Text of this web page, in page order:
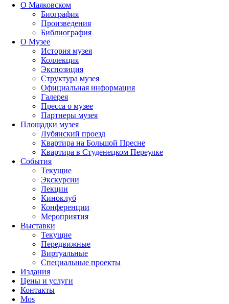
О Маяковском
Биография
Произведения
Библиография
О Музее
История музея
Коллекция
Экспозиция
Структура музея
Официальная информация
Галерея
Пресса о музее
Партнеры музея
Площадки музея
Лубянский проезд
Квартира на Большой Пресне
Квартира в Студенецком Переулке
События
Текущие
Экскурсии
Лекции
Киноклуб
Конференции
Мероприятия
Выставки
Текущие
Передвижные
Виртуальные
Специальные проекты
Издания
Цены и услуги
Контакты
Mos